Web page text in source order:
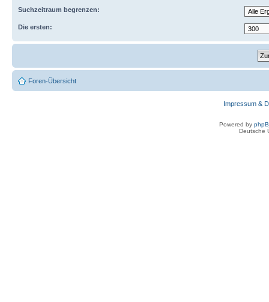
Suchzeitraum begrenzen:
Die ersten:
Foren-Übersicht
Impressum &
Powered by
Deutsche